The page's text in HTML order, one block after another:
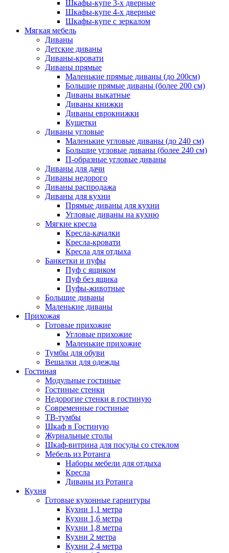
Шкафы-купе 3-х дверные
Шкафы-купе 4-х дверные
Шкафы-купе с зеркалом
Мягкая мебель
Диваны
Детские диваны
Диваны-кровати
Диваны прямые
Маленькие прямые диваны (до 200см)
Большие прямые диваны (более 200 см)
Диваны выкатные
Диваны книжки
Диваны еврокнижки
Кушетки
Диваны угловые
Маленькие угловые диваны (до 240 см)
Большие угловые диваны (более 240 см)
П-образные угловые диваны
Диваны для дачи
Диваны недорого
Диваны распродажа
Диваны для кухни
Прямые диваны для кухни
Угловые диваны на кухню
Мягкие кресла
Кресла-качалки
Кресла-кровати
Кресла для отдыха
Банкетки и пуфы
Пуф с ящиком
Пуф без ящика
Пуфы-животные
Большие диваны
Маленькие диваны
Прихожая
Готовые прихожие
Угловые прихожие
Маленькие прихожие
Тумбы для обуви
Вешалки для одежды
Гостиная
Модульные гостиные
Гостиные стенки
Недорогие стенки в гостиную
Современные гостиные
ТВ-тумбы
Шкаф в Гостиную
Журнальные столы
Шкаф-витрина для посуды со стеклом
Мебель из Ротанга
Наборы мебели для отдыха
Кресла
Диваны из Ротанга
Кухня
Готовые кухонные гарнитуры
Кухни 1,1 метра
Кухни 1,6 метра
Кухни 1,8 метра
Кухни 2 метра
Кухни 2,4 метра